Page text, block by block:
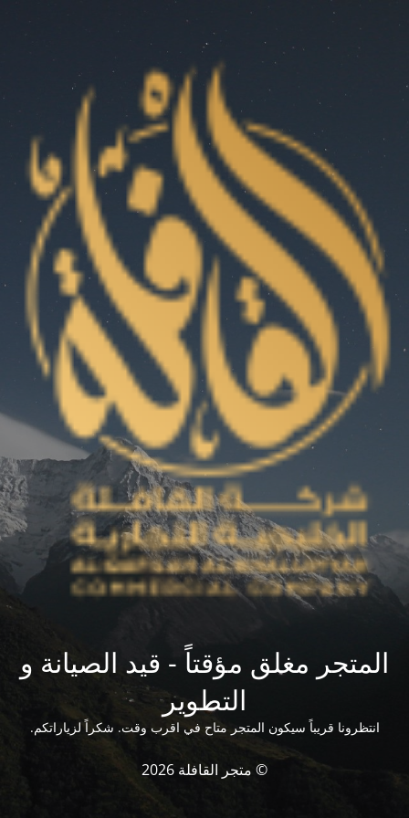
المتجر مغلق مؤقتاً - قيد الصيانة و
التطوير
انتظرونا قريباً سيكون المتجر متاح في اقرب وقت. شكراً لزياراتكم.
© متجر القافلة 2026